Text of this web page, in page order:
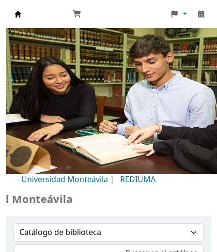
Biblioteca Universidad Monteávila
Universidad Monteávila | REDIUMA